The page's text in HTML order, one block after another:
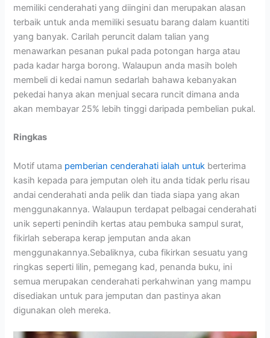
memiliki cenderahati yang diingini dan merupakan alasan
terbaik untuk anda memiliki sesuatu barang dalam kuantiti
yang banyak. Carilah peruncit dalam talian yang
menawarkan pesanan pukal pada potongan harga atau
pada kadar harga borong. Walaupun anda masih boleh
membeli di kedai namun sedarlah bahawa kebanyakan
pekedai hanya akan menjual secara runcit dimana anda
akan membayar 25% lebih tinggi daripada pembelian pukal.
Ringkas
Motif utama pemberian cenderahati ialah untuk berterima
kasih kepada para jemputan oleh itu anda tidak perlu risau
andai cenderahati anda pelik dan tiada siapa yang akan
menggunakannya. Walaupun terdapat pelbagai cenderahati
unik seperti penindih kertas atau pembuka sampul surat,
fikirlah seberapa kerap jemputan anda akan
menggunakannya.Sebaliknya, cuba fikirkan sesuatu yang
ringkas seperti lilin, pemegang kad, penanda buku, ini
semua merupakan cenderahati perkahwinan yang mampu
disediakan untuk para jemputan dan pastinya akan
digunakan oleh mereka.